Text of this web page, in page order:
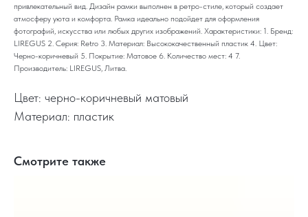
привлекательный вид. Дизайн рамки выполнен в ретро-стиле, который создает
атмосферу уюта и комфорта. Рамка идеально подойдет для оформления
фотографий, искусства или любых других изображений. Характеристики: 1. Бренд:
LIREGUS 2. Серия: Retro 3. Материал: Высококачественный пластик 4. Цвет:
Черно-коричневый 5. Покрытие: Матовое 6. Количество мест: 4 7.
Производитель: LIREGUS, Литва.
Цвет: черно-коричневый матовый
Материал: пластик
Смотрите также